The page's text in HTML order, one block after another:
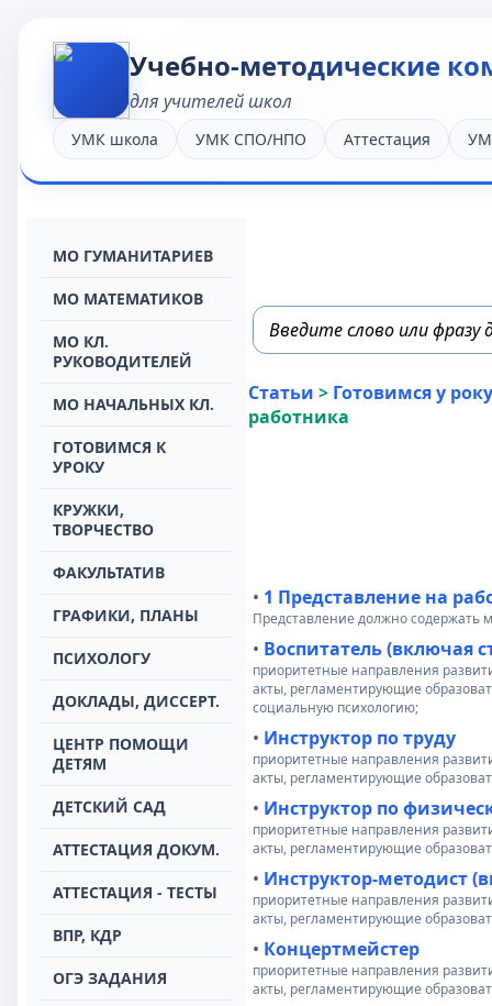
Учебно-методические
для учителей школ
УМК школа УМК СПО/НПО Аттестация
МО ГУМАНИТАРИЕВ
МО МАТЕМАТИКОВ
МО КЛ.
РУКОВОДИТЕЛЕЙ
МО НАЧАЛЬНЫХ КЛ.
ГОТОВИМСЯ К
УРОКУ
КРУЖКИ,
ТВОРЧЕСТВО
ФАКУЛЬТАТИВ
ГРАФИКИ, ПЛАНЫ
ПСИХОЛОГУ
ДОКЛАДЫ, ДИССЕРТ.
ЦЕНТР ПОМОЩИ
ДЕТЯМ
ДЕТСКИЙ САД
АТТЕСТАЦИЯ ДОКУМ.
АТТЕСТАЦИЯ - ТЕСТЫ
ВПР, КДР
ОГЭ ЗАДАНИЯ
Статьи > Готовимся у
работника
• 1 Представление на
Представление должно содержать
• Воспитатель (включая
приоритетные направления
акты, регламентирующие
социальную психологию;
• Инструктор по труду
приоритетные направления
акты, регламентирующие
• Инструктор по
приоритетные направления
акты, регламентирующие
• Инструктор-методист
приоритетные направления
акты, регламентирующие
• Концертмейстер
приоритетные направления
акты, регламентирующие